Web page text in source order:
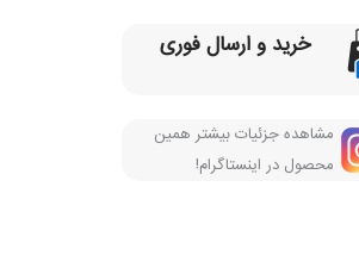
خرید و ارسال فوری
مشاهده جزئیات بیشتر همین
محصول در اینستاگرام!